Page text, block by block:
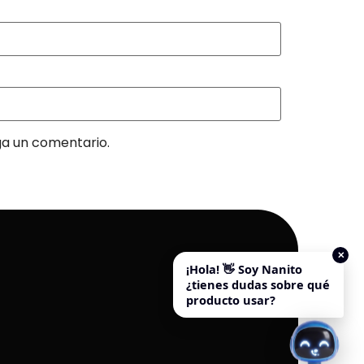
un comentario.
¡Hola! 👋 Soy Nanito
¿tienes dudas sobre qué
producto usar?
✕